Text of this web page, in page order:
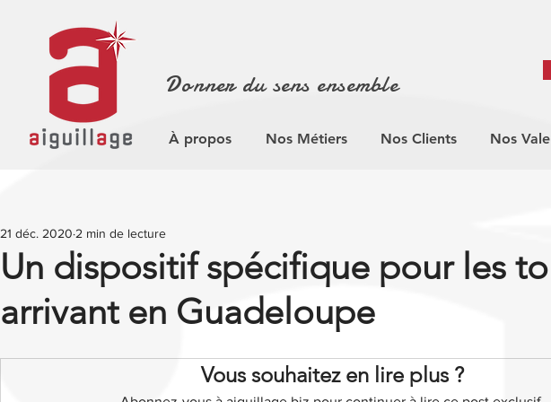
Donner du sens ensemble
À propos Nos Métiers Nos Clients Nos
Un dispositif spécifique pour les
arrivant en Guadeloupe
21 déc. 2020 2 min de lecture
Vous souhaitez en lire plus ?